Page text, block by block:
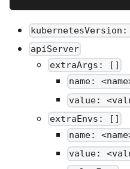
apiServer
extraArgs: []
name:
value:
extraEnvs: []
name:
value: